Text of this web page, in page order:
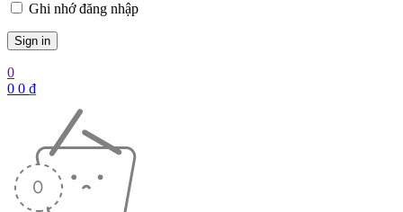
Ghi nhớ đăng nhập
0
0 0 ₫